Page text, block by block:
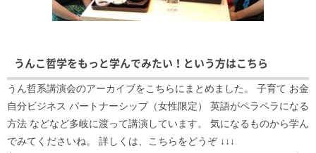
うんこ哲学をもっと学んでみたい！という方はこちら
うん哲系講演会のアーカイブをこちらにまとめました。 子育て お金
自分ビジネス パートナーシップ（女性限定） 英語がペラペラになる
方法 などなど多岐に渡って講演しています。 気になるものから学ん
でみてくださいね。 詳しくは、こちらをどうぞ ↓↓↓